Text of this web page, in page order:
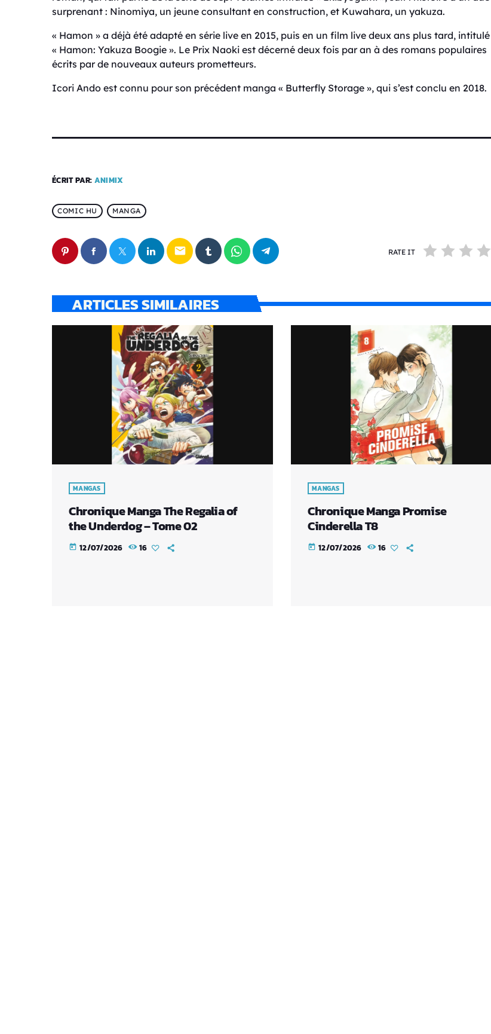
surprenant : Ninomiya, un jeune consultant en construction, et Kuwahara, un yakuza.
« Hamon » a déjà été adapté en série live en 2015, puis en un film live deux ans plus tard, intitulé
« Hamon: Yakuza Boogie ». Le Prix Naoki est décerné deux fois par an à des romans populaires
écrits par de nouveaux auteurs prometteurs.
Icori Ando est connu pour son précédent manga « Butterfly Storage », qui s’est conclu en 2018.
ÉCRIT PAR: ANIMIX
COMIC HU MANGA
email RATE IT
ARTICLES SIMILAIRES
MANGAS
Chronique Manga The Regalia of
the Underdog – Tome 02
today 12/07/2026 16
MANGAS
Chronique Manga Promise
Cinderella T8
today 12/07/2026 16